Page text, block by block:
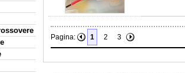
Pagina: 1 2 3